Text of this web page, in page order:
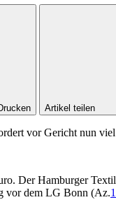
Artikel teilen
vor Gericht nun
Der Hamburger
vor dem LG Bonn (Az.